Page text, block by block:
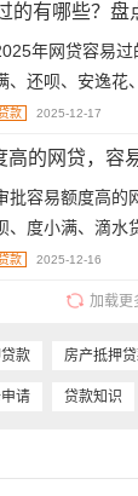
年网贷容易
、还呗、安逸花
、京东金条、招
款 2025-12-17
批容易额度高的
、度小满、滴水
团借钱、洋钱罐
款 2025-12-16
加载更
款 房产抵押
请 贷款知识